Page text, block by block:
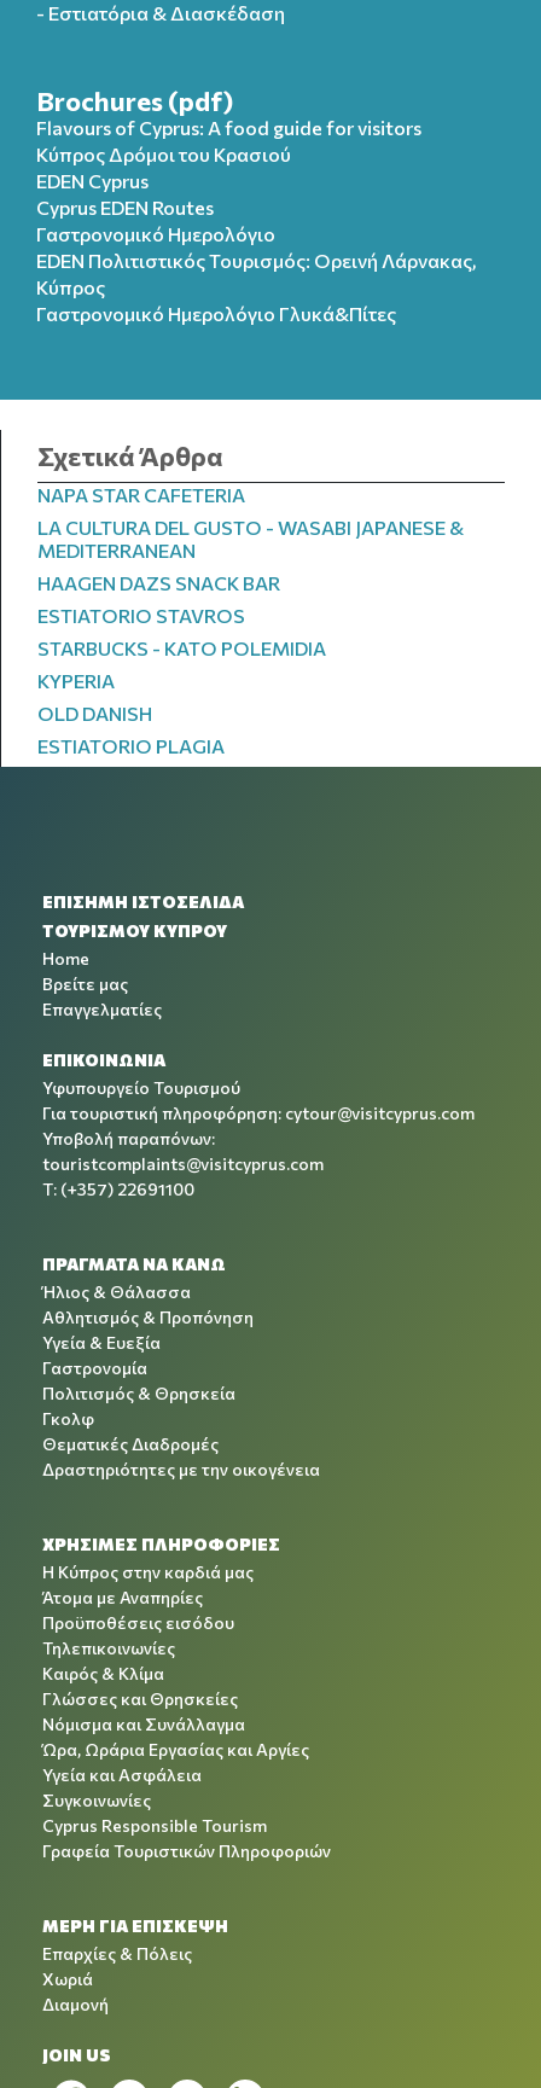
- Εστιατόρια & Διασκέδαση
Brochures (pdf)
Flavours of Cyprus: A food guide for visitors
Κύπρος Δρόμοι του Κρασιού
EDEN Cyprus
Cyprus EDEN Routes
Γαστρονομικό Ημερολόγιο
EDEN Πολιτιστικός Τουρισμός: Ορεινή Λάρνακας,
Κύπρος
Γαστρονομικό Ημερολόγιo Γλυκά&Πίτες
Σχετικά Άρθρα
NAPA STAR CAFETERIA
LA CULTURA DEL GUSTO - WASABI JAPANESE &
MEDITERRANEAN
HAAGEN DAZS SNACK BAR
ESTIATORIO STAVROS
STARBUCKS - KATO POLEMIDIA
KYPERIA
OLD DANISH
ESTIATORIO PLAGIA
ΕΠΙΣΗΜΗ ΙΣΤΟΣΕΛΙΔΑ
ΤΟΥΡΙΣΜΟΥ ΚΥΠΡΟΥ
Home
Βρείτε μας
Επαγγελματίες
ΕΠΙΚΟΙΝΩΝΙΑ
Υφυπουργείο Τουρισμού
Για τουριστική πληροφόρηση: cytour@visitcyprus.com
Υποβολή παραπόνων:
touristcomplaints@visitcyprus.com
T: (+357) 22691100
ΠΡΑΓΜΑΤΑ ΝΑ ΚΑΝΩ
Ήλιος & Θάλασσα
Αθλητισμός & Προπόνηση
Υγεία & Ευεξία
Γαστρονομία
Πολιτισμός & Θρησκεία
Γκολφ
Θεματικές Διαδρομές
Δραστηριότητες με την οικογένεια
ΧΡΉΣΙΜΕΣ ΠΛΗΡΟΦΟΡΊΕΣ
Η Κύπρος στην καρδιά μας
Άτομα με Αναπηρίες
Προϋποθέσεις εισόδου
Τηλεπικοινωνίες
Καιρός & Κλίμα
Γλώσσες και Θρησκείες
Νόμισμα και Συνάλλαγμα
Ώρα, Ωράρια Εργασίας και Αργίες
Υγεία και Ασφάλεια
Συγκοινωνίες
Cyprus Responsible Tourism
Γραφεία Τουριστικών Πληροφοριών
ΜΕΡΗ ΓΙΑ ΕΠΙΣΚΕΨΗ
Επαρχίες & Πόλεις
Χωριά
Διαμονή
JOIN US